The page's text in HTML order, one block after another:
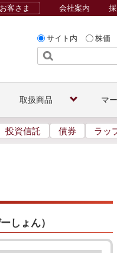
サイト内 株価
客さま 会社案内
取扱商品 マ
投資信託 債券 ラッ
しょん）